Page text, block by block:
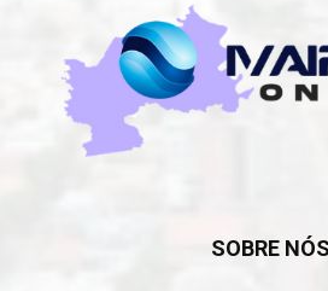
SOBRE NÓS